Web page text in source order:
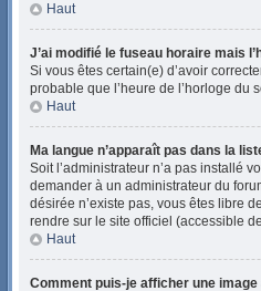
Haut
J’ai modifié le fuseau horaire mais
Si vous êtes certain(e) d’avoir
probable que l’heure de l’horloge du
Haut
Ma langue n’apparaît pas dans la
Soit l’administrateur n’a pas installé
demander à un administrateur du
désirée n’existe pas, vous êtes libre
rendre sur le site officiel (accessible
Haut
Comment puis-je afficher une